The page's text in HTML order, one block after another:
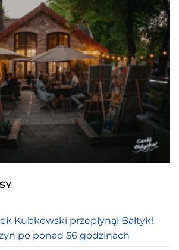
Kubkowski przepłynął Bałtyk!
po ponad 56 godzinach